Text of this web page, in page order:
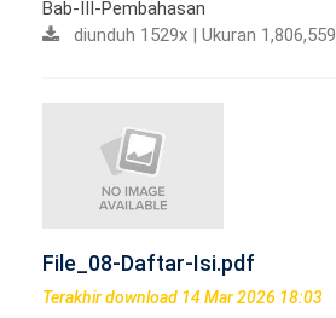
Bab-III-Pembahasan
diunduh 1529x | Ukuran 1,806,559
File_08-Daftar-Isi.pdf
Terakhir download 14 Mar 2026 18:03